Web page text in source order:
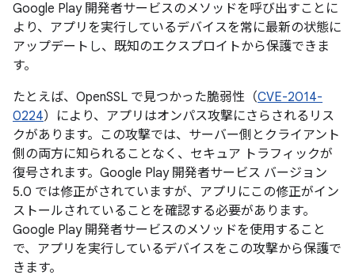
Google Play 開発者サービスのメソッドを呼び出すことに
より、アプリを実行しているデバイスを常に最新の状態に
アップデートし、既知のエクスプロイトから保護できま
す。
たとえば、OpenSSL で見つかった脆弱性（CVE-2014-
0224）により、アプリはオンパス攻撃にさらされるリス
クがあります。この攻撃では、サーバー側とクライアント
側の両方に知られることなく、セキュア トラフィックが
復号されます。Google Play 開発者サービス バージョン
5.0 では修正がされていますが、アプリにこの修正がイン
ストールされていることを確認する必要があります。
Google Play 開発者サービスのメソッドを使用すること
で、アプリを実行しているデバイスをこの攻撃から保護で
きます。